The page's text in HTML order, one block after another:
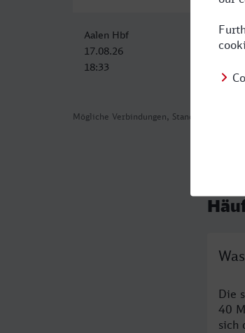
Mögliche Verbindungen, Stand: 2026-08-03
Aalen Hbf
17.08.26
18:33
Erlangen
17.08.26
Die
40
sich